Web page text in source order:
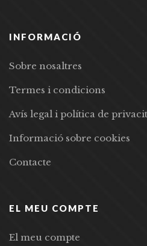
INFORMACIÓ
Sobre nosaltres
Termes i condicions
Avís legal i política de
Informació sobre cookies
Contacte
EL MEU COMPTE
El meu compte